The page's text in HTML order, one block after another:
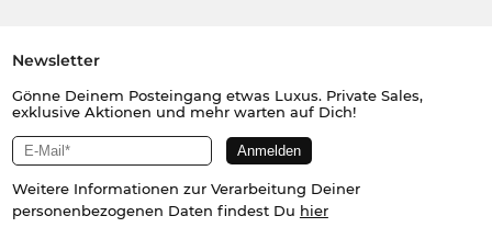
Newsletter
Gönne Deinem Posteingang etwas Luxus. Private Sales,
exklusive Aktionen und mehr warten auf Dich!
Weitere Informationen zur Verarbeitung Deiner
personenbezogenen Daten findest Du hier